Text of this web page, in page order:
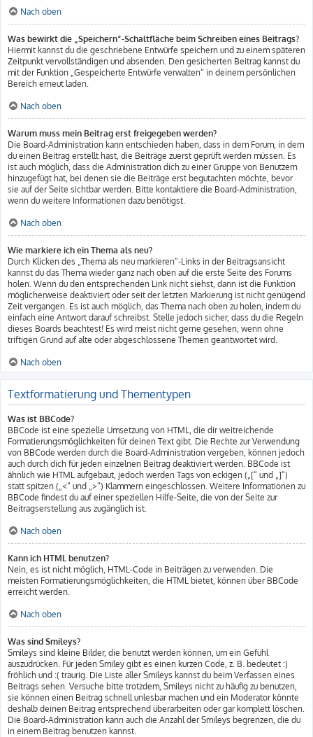
Nach oben
Was bewirkt die „Speichern“-Schaltfläche beim Schreiben eines Beitrags?
Hiermit kannst du die geschriebene Entwürfe speichern und zu einem späteren
Zeitpunkt vervollständigen und absenden. Den gesicherten Beitrag kannst du
mit der Funktion „Gespeicherte Entwürfe verwalten“ in deinem persönlichen
Bereich erneut laden.
Nach oben
Warum muss mein Beitrag erst freigegeben werden?
Die Board-Administration kann entschieden haben, dass in dem Forum, in dem
du einen Beitrag erstellt hast, die Beiträge zuerst geprüft werden müssen. Es
ist auch möglich, dass die Administration dich zu einer Gruppe von Benutzern
hinzugefügt hat, bei denen sie die Beiträge erst begutachten möchte, bevor
sie auf der Seite sichtbar werden. Bitte kontaktiere die Board-Administration,
wenn du weitere Informationen dazu benötigst.
Nach oben
Wie markiere ich ein Thema als neu?
Durch Klicken des „Thema als neu markieren“-Links in der Beitragsansicht
kannst du das Thema wieder ganz nach oben auf die erste Seite des Forums
holen. Wenn du den entsprechenden Link nicht siehst, dann ist die Funktion
möglicherweise deaktiviert oder seit der letzten Markierung ist nicht genügend
Zeit vergangen. Es ist auch möglich, das Thema nach oben zu holen, indem du
einfach eine Antwort darauf schreibst. Stelle jedoch sicher, dass du die Regeln
dieses Boards beachtest! Es wird meist nicht gerne gesehen, wenn ohne
triftigen Grund auf alte oder abgeschlossene Themen geantwortet wird.
Nach oben
Textformatierung und Thementypen
Was ist BBCode?
BBCode ist eine spezielle Umsetzung von HTML, die dir weitreichende
Formatierungsmöglichkeiten für deinen Text gibt. Die Rechte zur Verwendung
von BBCode werden durch die Board-Administration vergeben, können jedoch
auch durch dich für jeden einzelnen Beitrag deaktiviert werden. BBCode ist
ähnlich wie HTML aufgebaut, jedoch werden Tags von eckigen („[“ und „]“)
statt spitzen („<“ und „>“) Klammern eingeschlossen. Weitere Informationen zu
BBCode findest du auf einer speziellen Hilfe-Seite, die von der Seite zur
Beitragserstellung aus zugänglich ist.
Nach oben
Kann ich HTML benutzen?
Nein, es ist nicht möglich, HTML-Code in Beiträgen zu verwenden. Die
meisten Formatierungsmöglichkeiten, die HTML bietet, können über BBCode
erreicht werden.
Nach oben
Was sind Smileys?
Smileys sind kleine Bilder, die benutzt werden können, um ein Gefühl
auszudrücken. Für jeden Smiley gibt es einen kurzen Code, z. B. bedeutet :)
fröhlich und :( traurig. Die Liste aller Smileys kannst du beim Verfassen eines
Beitrags sehen. Versuche bitte trotzdem, Smileys nicht zu häufig zu benutzen,
sie können einen Beitrag schnell unlesbar machen und ein Moderator könnte
deshalb deinen Beitrag entsprechend überarbeiten oder gar komplett löschen.
Die Board-Administration kann auch die Anzahl der Smileys begrenzen, die du
in einem Beitrag benutzen kannst.